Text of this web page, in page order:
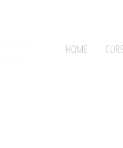
HOME